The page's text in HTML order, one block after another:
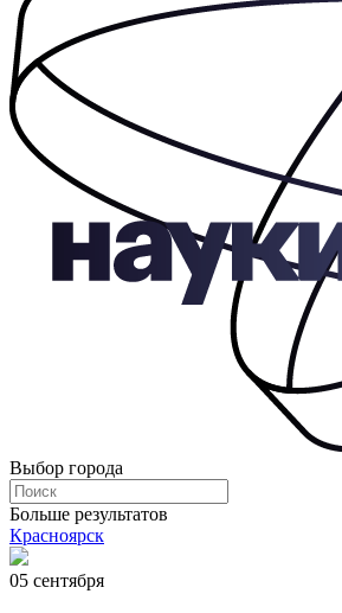
Выбор города
Больше результатов
Красноярск
05 сентября